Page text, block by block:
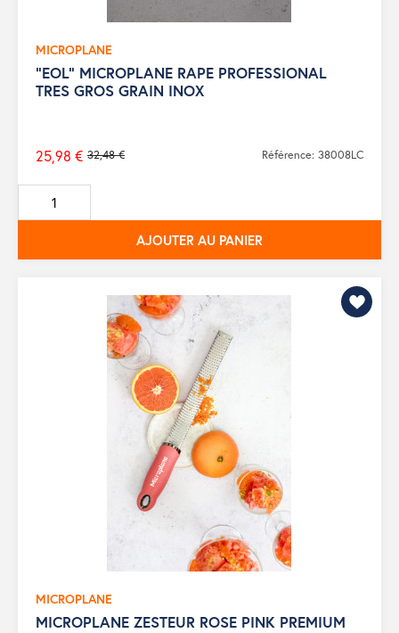
MICROPLANE
"EOL" MICROPLANE RAPE PROFESSIONAL
TRES GROS GRAIN INOX
Prix
de
base
32,48 €
25,98 € Référence: 38008LC
AJOUTER AU PANIER
MICROPLANE
MICROPLANE ZESTEUR ROSE PINK PREMIUM